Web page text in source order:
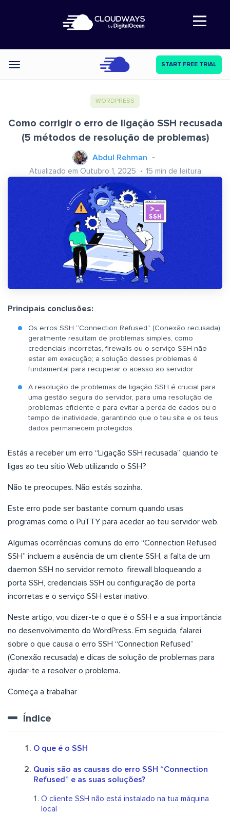
Abre a navegação
Categories START FREE TRIAL
WORDPRESS
Como corrigir o erro de ligação SSH recusada
(5 métodos de resolução de problemas)
Abdul Rehman
Atualizado em Outubro 1, 2025 15 min de leitura
Principais conclusões:
Os erros SSH “Connection Refused” (Conexão recusada)
geralmente resultam de problemas simples, como
credenciais incorretas, firewalls ou o serviço SSH não
estar em execução; a solução desses problemas é
fundamental para recuperar o acesso ao servidor.
A resolução de problemas de ligação SSH é crucial para
uma gestão segura do servidor, para uma resolução de
problemas eficiente e para evitar a perda de dados ou o
tempo de inatividade, garantindo que o teu site e os teus
dados permanecem protegidos.
Estás a receber um erro “Ligação SSH recusada” quando te
ligas ao teu sítio Web utilizando o SSH?
Não te preocupes. Não estás sozinha.
Este erro pode ser bastante comum quando usas
programas como o PuTTY para aceder ao teu servidor web.
Algumas ocorrências comuns do erro “Connection Refused
SSH” incluem a ausência de um cliente SSH, a falta de um
daemon SSH no servidor remoto, firewall bloqueando a
porta SSH, credenciais SSH ou configuração de porta
incorretas e o serviço SSH estar inativo.
Neste artigo, vou dizer-te o que é o SSH e a sua importância
no desenvolvimento do WordPress. Em seguida, falarei
sobre o que causa o erro SSH “Connection Refused”
(Conexão recusada) e dicas de solução de problemas para
ajudar-te a resolver o problema.
Começa a trabalhar
Índice
O que é o SSH
Quais são as causas do erro SSH “Connection
Refused” e as suas soluções?
O cliente SSH não está instalado na tua máquina
local